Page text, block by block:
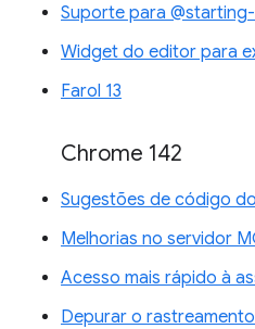
Suporte para
Widget do editor para
Farol 13
Chrome 142
Sugestões de código
Melhorias no servidor
Acesso mais rápido à
Depurar o